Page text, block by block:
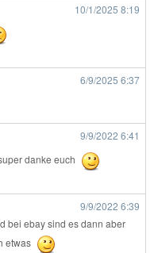
10/1/2025 8:19
6/9/2025 6:37
9/9/2022 6:41
danke euch
9/9/2022 6:39
bei ebay sind es dann aber
etwas